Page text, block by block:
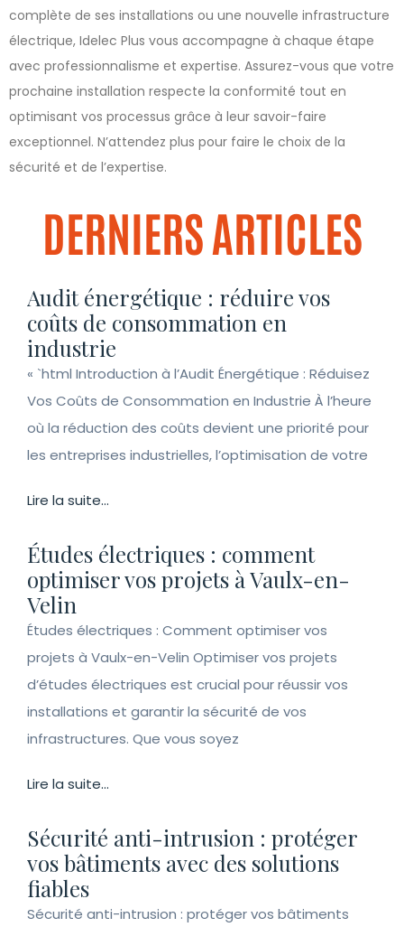
complète de ses installations ou une nouvelle infrastructure
électrique, Idelec Plus vous accompagne à chaque étape
avec professionnalisme et expertise. Assurez-vous que votre
prochaine installation respecte la conformité tout en
optimisant vos processus grâce à leur savoir-faire
exceptionnel. N’attendez plus pour faire le choix de la
sécurité et de l’expertise.
DERNIERS ARTICLES
Audit énergétique : réduire vos
coûts de consommation en
industrie
« `html Introduction à l’Audit Énergétique : Réduisez
Vos Coûts de Consommation en Industrie À l’heure
où la réduction des coûts devient une priorité pour
les entreprises industrielles, l’optimisation de votre
Lire la suite...
Études électriques : comment
optimiser vos projets à Vaulx-en-
Velin
Études électriques : Comment optimiser vos
projets à Vaulx-en-Velin Optimiser vos projets
d’études électriques est crucial pour réussir vos
installations et garantir la sécurité de vos
infrastructures. Que vous soyez
Lire la suite...
Sécurité anti-intrusion : protéger
vos bâtiments avec des solutions
fiables
Sécurité anti-intrusion : protéger vos bâtiments